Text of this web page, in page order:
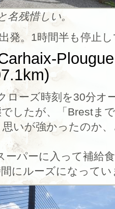
名残惜しい。
発。1時間半も停止
ローズ時刻を30分オ
したが、「Brestま
いが強かったのか
ーパーに入って補給
にルーズになってい